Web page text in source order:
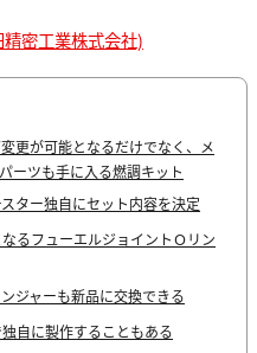
精密工業株式会社)
更が可能となるだけでなく、メ
ーツも手に入る燃調キット
ター独自にセット内容を決定
るフューエルジョイントＯリン
ジャーも新品に交換できる
自に製作することもある